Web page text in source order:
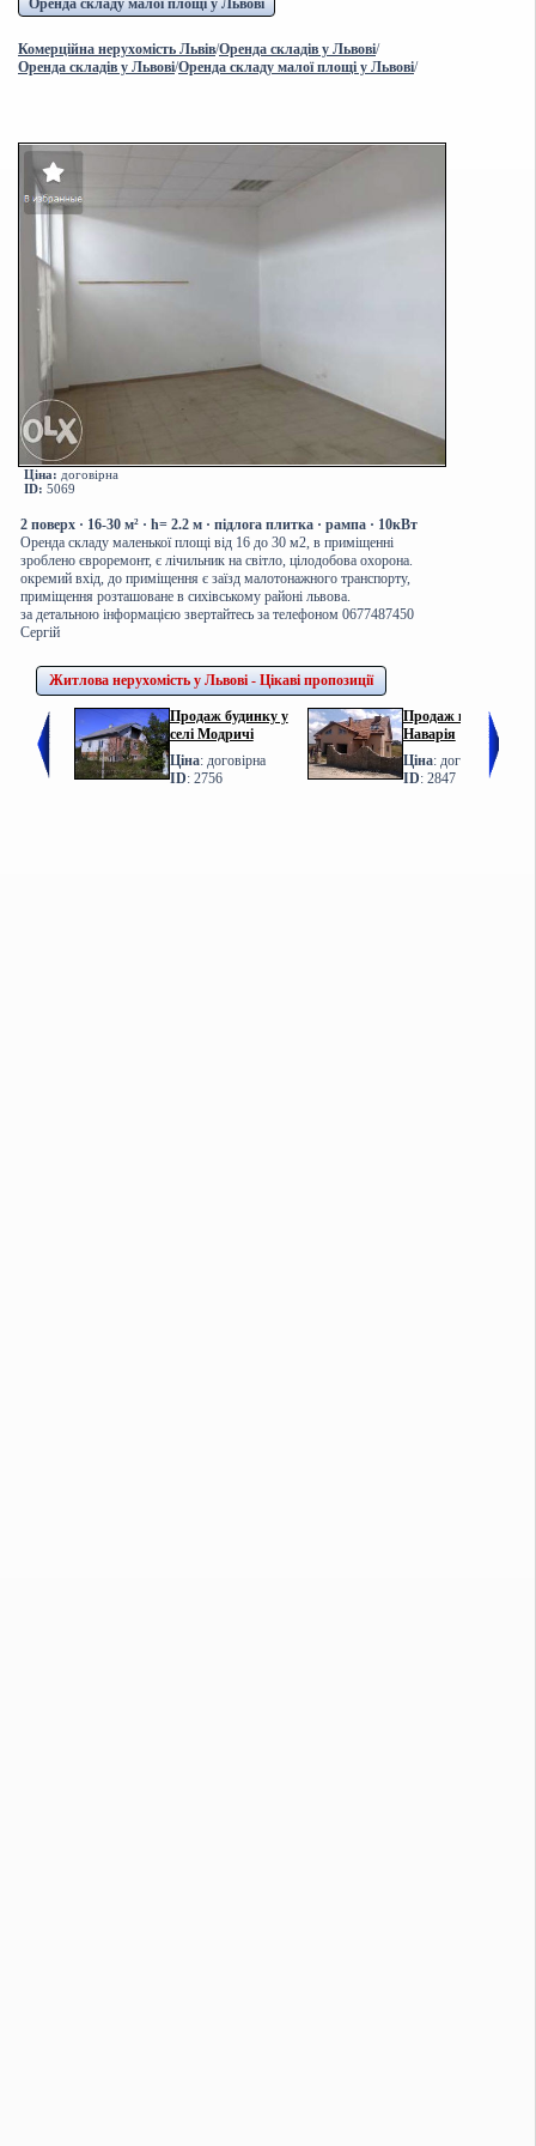
Оренда складу малої площі у Львові
Комерційна нерухомість Львів/Оренда складів у Львові/
Оренда складів у Львові/Оренда складу малої площі у Львові/
Ціна: договірна
ID: 5069
2 поверх · 16-30 м² · h= 2.2 м · підлога плитка · рампа · 10кВт
Оренда складу маленької площі від 16 до 30 м2, в приміщенні
зроблено євроремонт, є лічильник на світло, цілодобова охорона.
окремий вхід, до приміщення є заїзд малотонажного транспорту,
приміщення розташоване в сихівському районі львова.
за детальною інформацією звертайтесь за телефоном 0677487450
Сергій
Житлова нерухомість у Львові - Цікаві пропозиції
Продаж будинку у
селі Модричі
Ціна: договірна
ID: 2756
Продаж котеджу у с.
Наварія
Ціна: договірна
ID: 2847